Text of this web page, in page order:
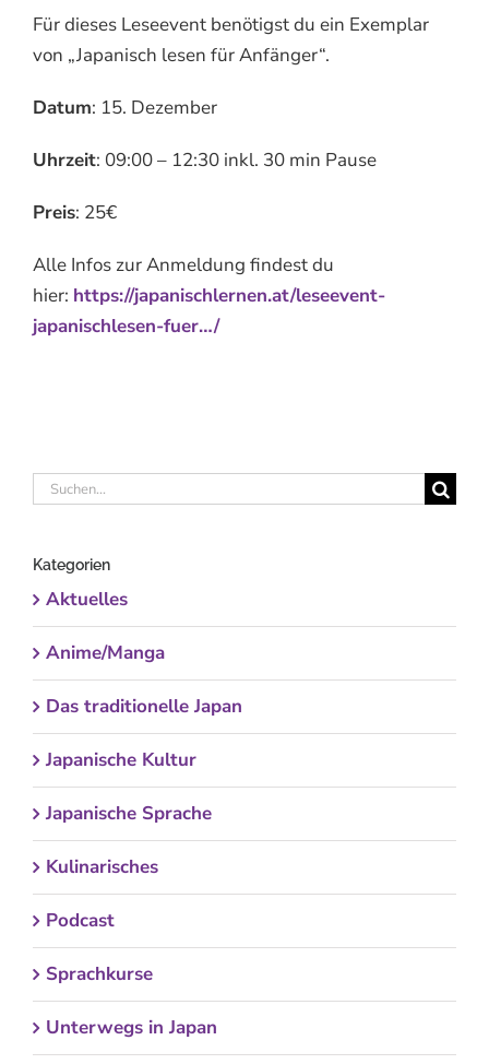
Für dieses Leseevent benötigst du ein Exemplar
von „Japanisch lesen für Anfänger“.
Datum: 15. Dezember
Uhrzeit: 09:00 – 12:30 inkl. 30 min Pause
Preis: 25€
Alle Infos zur Anmeldung findest du
hier: https://japanischlernen.at/leseevent-
japanischlesen-fuer…/
Suche
Kategorien
Aktuelles
Anime/Manga
Das traditionelle Japan
Japanische Kultur
Japanische Sprache
Kulinarisches
Podcast
Sprachkurse
Unterwegs in Japan